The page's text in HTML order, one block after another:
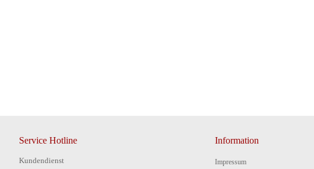
Service Hotline
Kundendienst
Information
Impressum